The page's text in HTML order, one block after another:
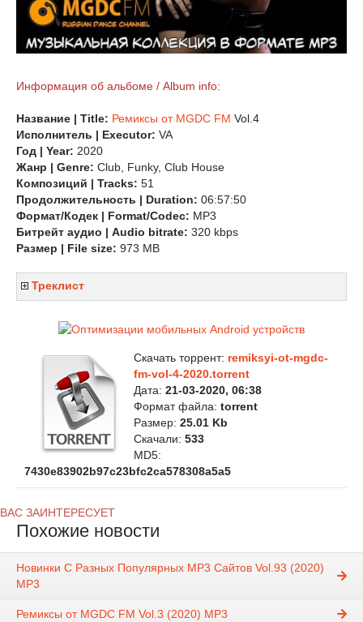
Информация об альбоме / Album info:
Название | Title: Ремиксы от MGDC FM Vol.4
Исполнитель | Executor: VA
Год | Year: 2020
Жанр | Genre: Club, Funky, Club House
Композиций | Tracks: 51
Продолжительность | Duration: 06:57:50
Формат/Кодек | Format/Codec: MP3
Битрейт аудио | Audio bitrate: 320 kbps
Размер | File size: 973 MB
Треклист
Скачать торрент: remiksyi-ot-mgdc-
fm-vol-4-2020.torrent
Дата: 21-03-2020, 06:38
Формат файла: torrent
Размер: 25.01 Kb
Скачали: 533
MD5:
7430e83902b97c23bfc2ca578308a5a5
ВАС ЗАИНТЕРЕСУЕТ
Похожие новости
Новинки С Разных Популярных MP3 Сайтов Vol.93 (2020)
MP3
Ремиксы от MGDC FM Vol.3 (2020) MP3